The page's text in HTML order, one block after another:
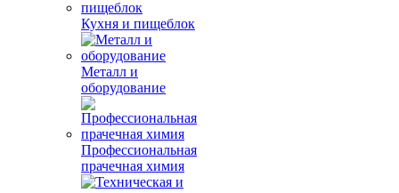
Кухня и пищеблок
Металл и
оборудование
Профессиональная
прачечная химия